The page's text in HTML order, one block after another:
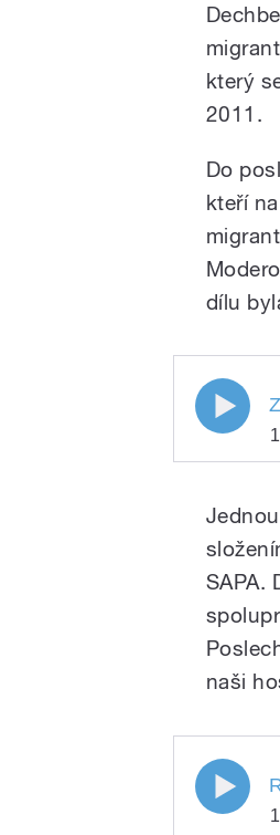
který
2011.
Do
kteří
dílu
SAPA.
naši